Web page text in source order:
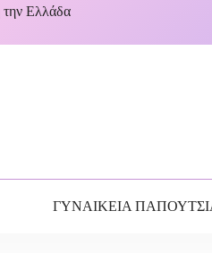
την Ελλάδα
ΓΥΝΑΙΚΕΙΑ